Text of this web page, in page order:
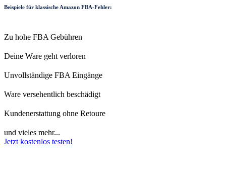
Beispiele für klassische Amazon FBA-Fehler:
Zu hohe FBA Gebühren
Deine Ware geht verloren
Unvollständige FBA Eingänge
Ware versehentlich beschädigt
Kundenerstattung ohne Retoure
und vieles mehr...
Jetzt kostenlos testen!